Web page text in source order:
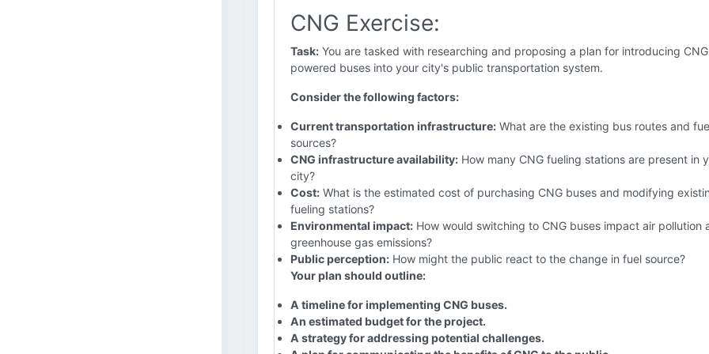
CNG Exercise:
Task: You are tasked with researching and proposing a plan for introducing
powered buses into your city's public transportation system.
Consider the following factors:
Current transportation infrastructure: What are the existing bus routes and
sources?
CNG infrastructure availability: How many CNG fueling stations are present in
city?
Cost: What is the estimated cost of purchasing CNG buses and modifying
fueling stations?
Environmental impact: How would switching to CNG buses impact air pollution
greenhouse gas emissions?
Public perception: How might the public react to the change in fuel source?
Your plan should outline:
A timeline for implementing CNG buses.
An estimated budget for the project.
A strategy for addressing potential challenges.